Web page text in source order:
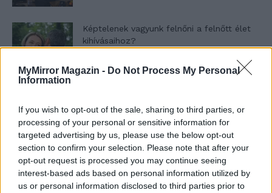
MyMirror Magazin - Do Not Process My Personal
Information
If you wish to opt-out of the sale, sharing to third parties, or
processing of your personal or sensitive information for
targeted advertising by us, please use the below opt-out
section to confirm your selection. Please note that after your
opt-out request is processed you may continue seeing
interest-based ads based on personal information utilized by
us or personal information disclosed to third parties prior to
Képtelenek vagyunk felnőni a felnőtt élet
kihívásaihoz?
A kislány, akit nem védett meg senki –
Lyhanna története